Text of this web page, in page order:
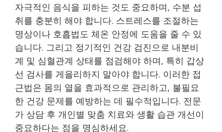
자극적인 음식을 피하는 것도 중요하며, 수분 섭
취를 충분히 해야 합니다. 스트레스를 조절하는
명상이나 호흡법도 체온 안정에 도움을 줄 수 있
습니다. 그리고 정기적인 건강 검진으로 내분비
계 및 심혈관계 상태를 점검해야 하며, 특히 갑상
선 검사를 게을리하지 말아야 합니다. 이러한 접
근법은 몸의 열을 효과적으로 관리하고, 불필요
한 건강 문제를 예방하는 데 필수적입니다. 전문
가 상담 후 개인별 맞춤 치료와 생활 습관 개선이
중요하다는 점을 명심하세요.